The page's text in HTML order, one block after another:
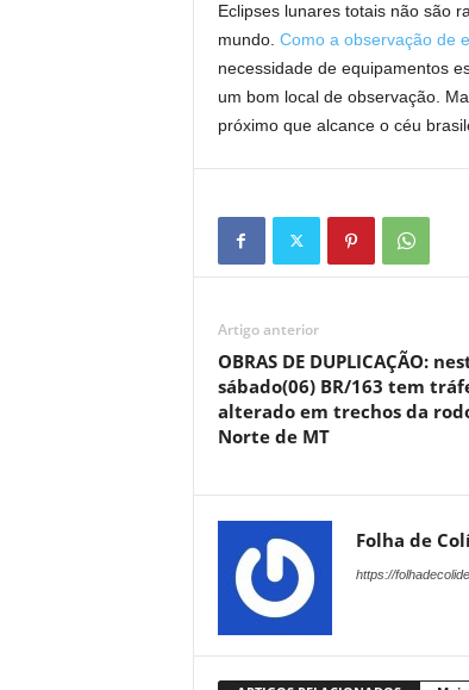
Eclipses lunares totais não são
mundo. Como a observação de
necessidade de equipamentos
um bom local de observação.
próximo que alcance o céu
Artigo anterior
OBRAS DE DUPLICAÇÃO:
sábado(06) BR/163 tem
alterado em trechos da
Norte de MT
Folha de
https://